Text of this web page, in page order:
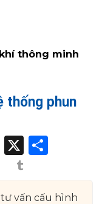
thông minh
thống phun
Threads
X
vấn cấu hình